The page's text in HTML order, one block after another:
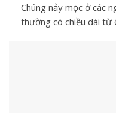
Chúng nảy mọc ở các
thường có chiều dài từ